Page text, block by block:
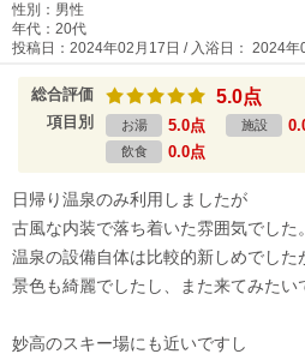
性別：男性
年代：20代
投稿日：2024年02月17日 / 入浴日： 2024
総合評価 5.0点
項目別 お湯 5.0点 施設
飲食 0.0点
日帰り温泉のみ利用しましたが
古風な内装で落ち着いた雰囲気でした。
温泉の設備自体は比較的新しめでした
景色も綺麗でしたし、また来てみたい
妙高のスキー場にも近いですし